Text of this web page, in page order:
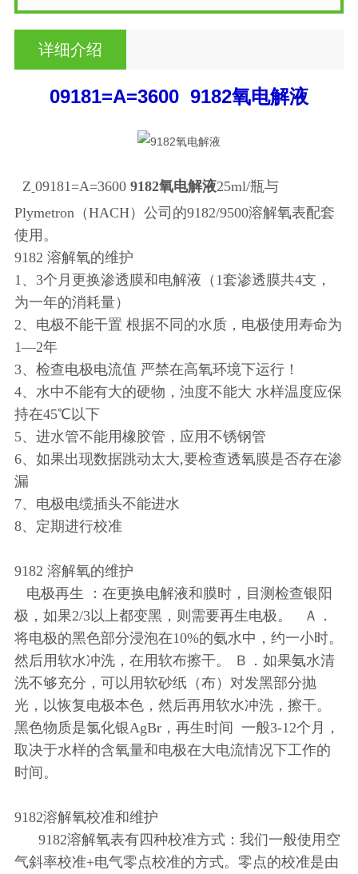
详细介绍
09181=A=3600 9182氧电解液
Z-09181=A=3600 9182氧电解液25ml/瓶与
Plymetron（HACH）公司的9182/9500溶解氧表配套
使用。
9182 溶解氧的维护
1、3个月更换渗透膜和电解液（1套渗透膜共4支，
为一年的消耗量）
2、电极不能干置 根据不同的水质，电极使用寿命为
1—2年
3、检查电极电流值 严禁在高氧环境下运行！
4、水中不能有大的硬物，浊度不能大 水样温度应保
持在45℃以下
5、进水管不能用橡胶管，应用不锈钢管
6、如果出现数据跳动太大,要检查透氧膜是否存在渗
漏
7、电极电缆插头不能进水
8、定期进行校准
9182 溶解氧的维护
电极再生 ：在更换电解液和膜时，目测检查银阳
极，如果2/3以上都变黑，则需要再生电极。 Ａ．
将电极的黑色部分浸泡在10%的氨水中，约一小时。
然后用软水冲洗，在用软布擦干。 Ｂ．如果氨水清
洗不够充分，可以用软砂纸（布）对发黑部分抛
光，以恢复电极本色，然后再用软水冲洗，擦干。
黑色物质是氯化银AgBr，再生时间 一般3-12个月，
取决于水样的含氧量和电极在大电流情况下工作的
时间。
9182溶解氧校准和维护
9182溶解氧表有四种校准方式：我们一般使用空
气斜率校准+电气零点校准的方式。零点的校准是由